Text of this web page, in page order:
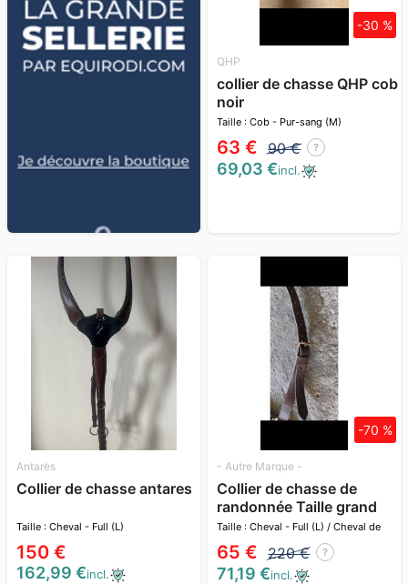
QHP
collier de chasse QHP cob
noir
Taille : Cob - Pur-sang (M)
63 € 90 € ?
-30 %
69,03 €incl.
Antarès
Collier de chasse antares
Taille : Cheval - Full (L)
150 €
162,99 €incl.
- Autre Marque -
Collier de chasse de
randonnée Taille grand
cheval
Taille : Cheval - Full (L) / Cheval de
trait (XL)
65 € 220 € ?
-70 %
71,19 €incl.